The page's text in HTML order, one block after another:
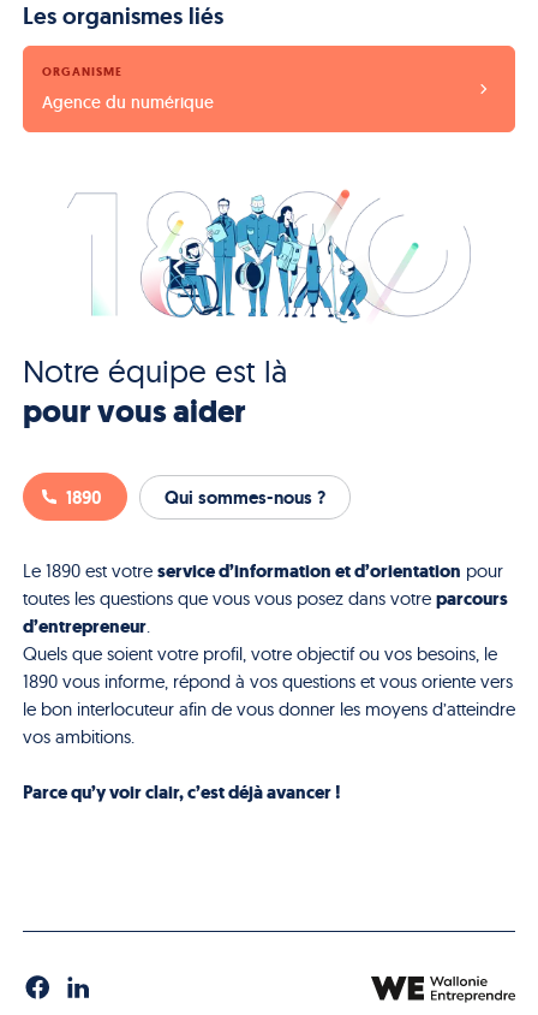
Les organismes liés
ORGANISME
Agence du numérique
Notre équipe est là
pour vous aider
1890 Qui sommes-nous ?
Le 1890 est votre service d’information et d’orientation pour
toutes les questions que vous vous posez dans votre parcours
d’entrepreneur.
Quels que soient votre profil, votre objectif ou vos besoins, le
1890 vous informe, répond à vos questions et vous oriente vers
le bon interlocuteur afin de vous donner les moyens d’atteindre
vos ambitions.
Parce qu’y voir clair, c’est déjà avancer !